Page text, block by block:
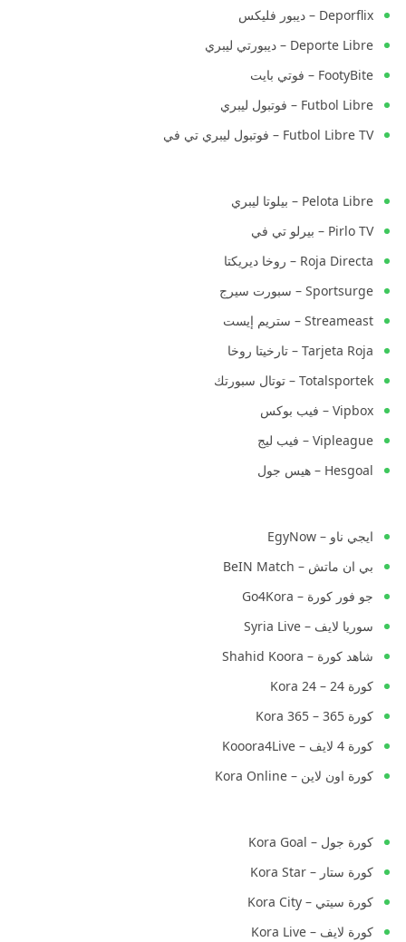
Deporflix – ديبور فليكس
Deporte Libre – ديبورتي ليبري
FootyBite – فوتي بايت
Futbol Libre – فوتبول ليبري
Futbol Libre TV – فوتبول ليبري تي في
Pelota Libre – بيلوتا ليبري
Pirlo TV – بيرلو تي في
Roja Directa – روخا ديريكتا
Sportsurge – سبورت سيرج
Streameast – ستريم إيست
Tarjeta Roja – تارخيتا روخا
Totalsportek – توتال سبورتك
Vipbox – فيب بوكس
Vipleague – فيب ليج
Hesgoal – هيس جول
ايجي ناو – EgyNow
بي ان ماتش – BeIN Match
جو فور كورة – Go4Kora
سوريا لايف – Syria Live
شاهد كورة – Shahid Koora
كورة 24 – Kora 24
كورة 365 – Kora 365
كورة 4 لايف – Kooora4Live
كورة اون لاين – Kora Online
كورة جول – Kora Goal
كورة ستار – Kora Star
كورة سيتي – Kora City
كورة لايف – Kora Live